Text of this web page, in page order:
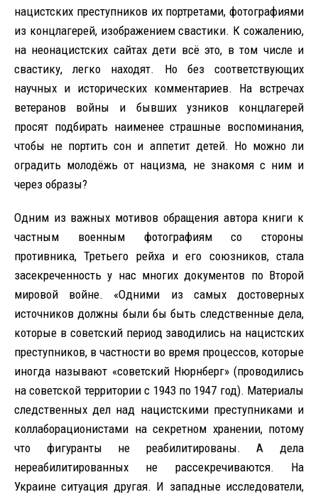
нацистских преступников их портретами, фотографиями
из концлагерей, изображением свастики. К сожалению,
на неонацистских сайтах дети всё это, в том числе и
свастику, легко находят. Но без соответствующих
научных и исторических комментариев. На встречах
ветеранов войны и бывших узников концлагерей
просят подбирать наименее страшные воспоминания,
чтобы не портить сон и аппетит детей. Но можно ли
оградить молодёжь от нацизма, не знакомя с ним и
через образы?
Одним из важных мотивов обращения автора книги к
частным военным фотографиям со стороны
противника, Третьего рейха и его союзников, стала
засекреченность у нас многих документов по Второй
мировой войне. «Одними из самых достоверных
источников должны были бы быть следственные дела,
которые в советский период заводились на нацистских
преступников, в частности во время процессов, которые
иногда называют «советский Нюрнберг» (проводились
на советской территории с 1943 по 1947 год). Материалы
следственных дел над нацистскими преступниками и
коллаборационистами на секретном хранении, потому
что фигуранты не реабилитированы. А дела
нереабилитированных не рассекречиваются. На
Украине ситуация другая. И западные исследователи,